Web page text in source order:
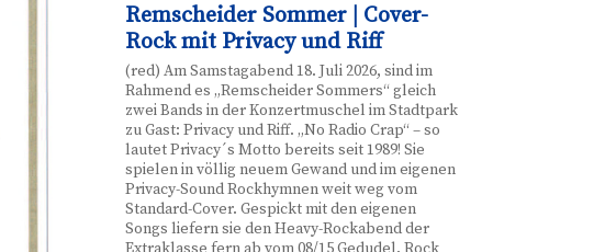
Remscheider Sommer | Cover-
Rock mit Privacy und Riff
(red) Am Samstagabend 18. Juli 2026, sind im
Rahmend es „Remscheider Sommers“ gleich
zwei Bands in der Konzertmuschel im Stadtpark
zu Gast: Privacy und Riff. „No Radio Crap“ – so
lautet Privacy´s Motto bereits seit 1989! Sie
spielen in völlig neuem Gewand und im eigenen
Privacy-Sound Rockhymnen weit weg vom
Standard-Cover. Gespickt mit den eigenen
Songs liefern sie den Heavy-Rockabend der